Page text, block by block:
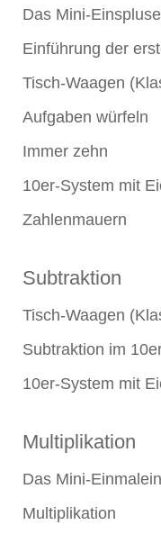
Das Mini-
Einführung der
Tisch-Waagen
Aufgaben würfeln
Immer zehn
10er-System mit
Zahlenmauern
Subtraktion
Tisch-Waagen
Subtraktion im
10er-System mit
Multiplikation
Das Mini-
Multiplikation